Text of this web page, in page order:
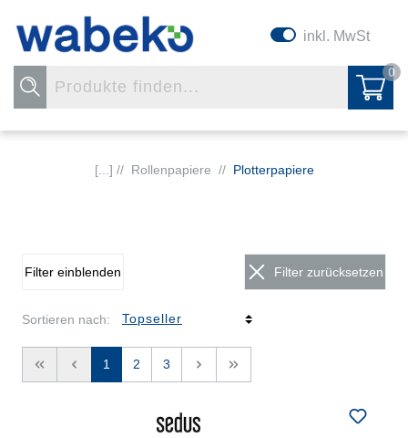
inkl. MwSt
0
[...] // Rollenpapiere // Plotterpapiere
Filter einblenden Filter zurücksetzen
Sortieren nach:
<< < 1 2 3 > >>